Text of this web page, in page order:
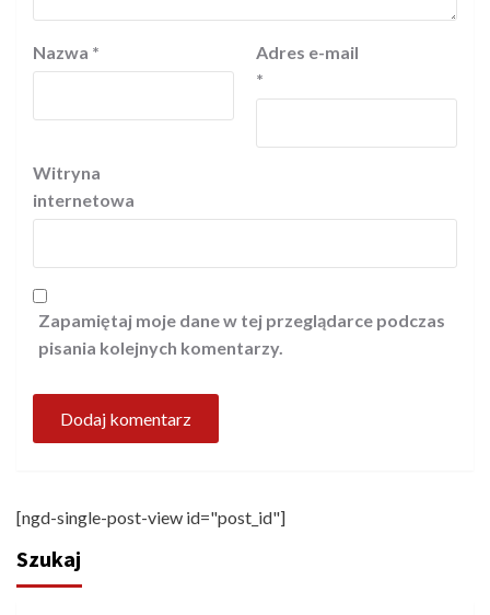
Nazwa *
Adres e-mail
*
Witryna
internetowa
Zapamiętaj moje dane w tej przeglądarce podczas
pisania kolejnych komentarzy.
[ngd-single-post-view id="post_id"]
Szukaj